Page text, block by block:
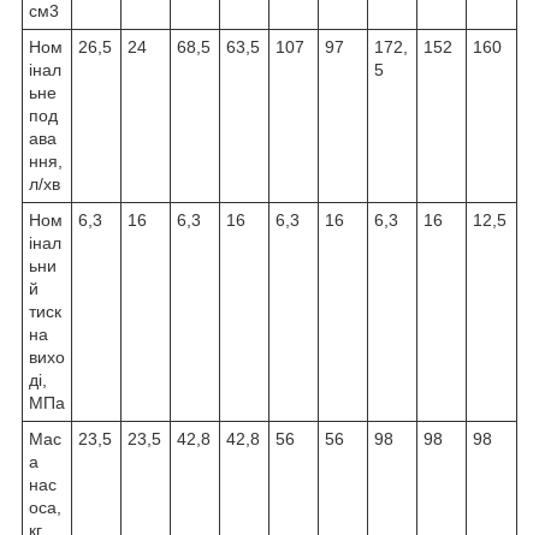
см3
Ном
інал
ьне
под
ава
ння,
л/хв
26,5 24 68,5 63,5 107 97
172,
5
152 160
Ном
інал
ьни
й
тиск
на
вихо
ді,
МПа
6,3 16 6,3 16 6,3 16 6,3 16 12,5
Мас
а
нас
оса,
кг
23,5 23,5 42,8 42,8 56 56 98 98 98